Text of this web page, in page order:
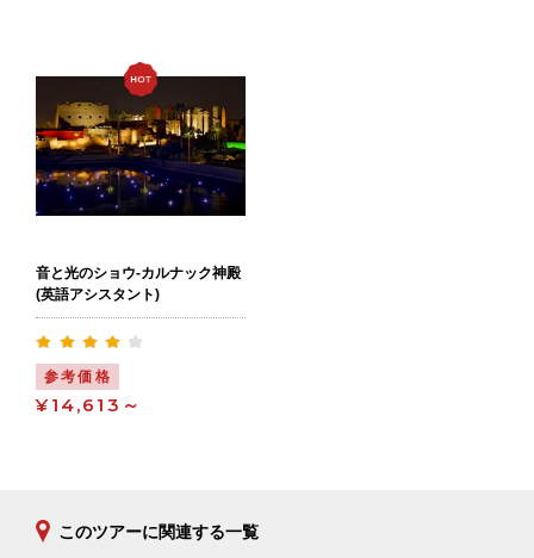
音と光のショウ-カルナック神殿
(英語アシスタント)
参考価格
¥14,613～
このツアーに関連する一覧